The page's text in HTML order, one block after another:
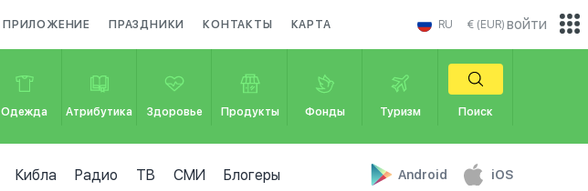
ПРИЛОЖЕНИЕ ПРАЗДНИКИ КОНТАКТЫ КАРТА RU € (EUR)
Одежда Атрибутика Здоровье Продукты Фонды Туризм Поиск
Кибла Радио ТВ СМИ Блогеры Android iOS
войти